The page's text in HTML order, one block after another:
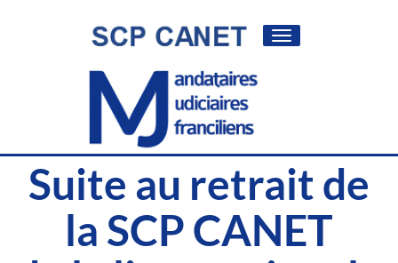
Toggle
Suite au retrait de
la SCP CANET